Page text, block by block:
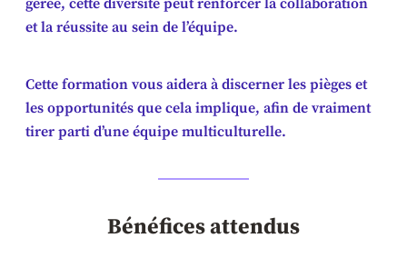
et la réussite au sein de l’équipe.
Cette formation vous aidera à discerner les pièges et
les opportunités que cela implique, afin de vraiment
tirer parti d’une équipe multiculturelle.
Bénéfices attendus